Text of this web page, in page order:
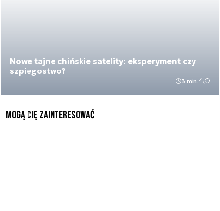
Nowe tajne chińskie satelity: eksperyment czy
szpiegostwo?
3 min.
Mogą Cię zainteresować